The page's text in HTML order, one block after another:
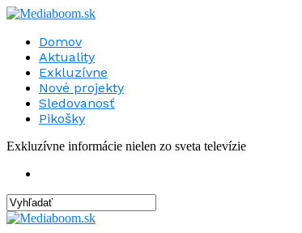
Domov
Aktuality
Exkluzívne
Nové projekty
Sledovanosť
Pikošky
Exkluzívne informácie nielen zo sveta televízie